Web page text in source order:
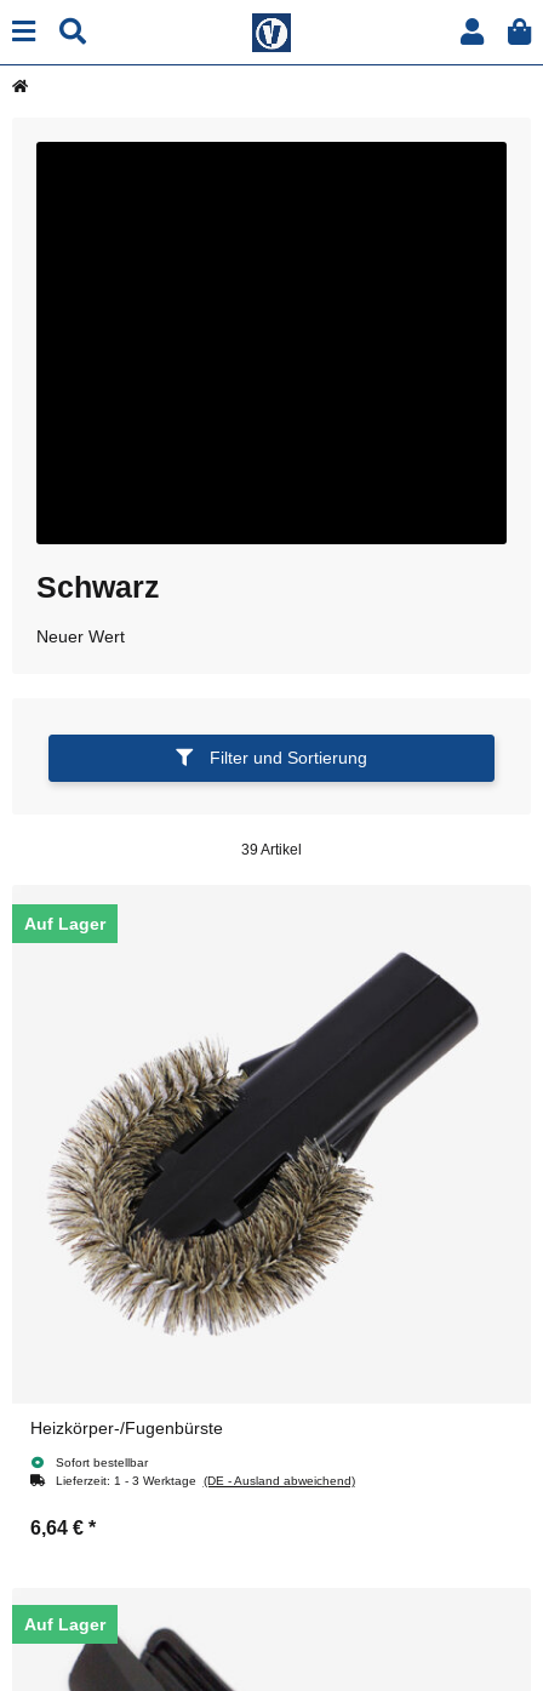
Schwarz
Neuer Wert
Filter und Sortierung
39 Artikel
Auf Lager
Heizkörper-/Fugenbürste
Sofort bestellbar
Lieferzeit: 1 - 3 Werktage (DE - Ausland abweichend)
6,64 € *
Auf Lager